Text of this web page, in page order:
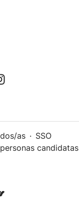
as · SSO
candidatas